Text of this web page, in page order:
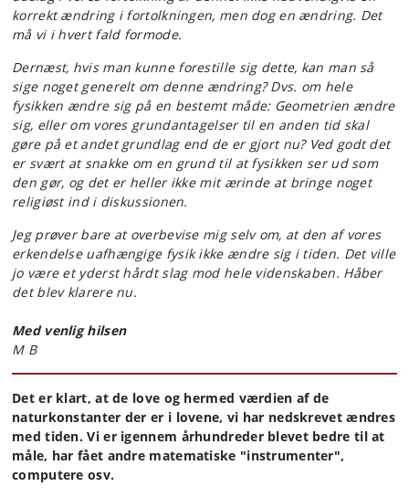
korrekt ændring i fortolkningen, men dog en ændring. Det
må vi i hvert fald formode.
Dernæst, hvis man kunne forestille sig dette, kan man så
sige noget generelt om denne ændring? Dvs. om hele
fysikken ændre sig på en bestemt måde: Geometrien ændre
sig, eller om vores grundantagelser til en anden tid skal
gøre på et andet grundlag end de er gjort nu? Ved godt det
er svært at snakke om en grund til at fysikken ser ud som
den gør, og det er heller ikke mit ærinde at bringe noget
religiøst ind i diskussionen.
Jeg prøver bare at overbevise mig selv om, at den af vores
erkendelse uafhængige fysik ikke ændre sig i tiden. Det ville
jo være et yderst hårdt slag mod hele videnskaben. Håber
det blev klarere nu.
Med venlig hilsen
M B
Det er klart, at de love og hermed værdien af de
naturkonstanter der er i lovene, vi har nedskrevet ændres
med tiden. Vi er igennem århundreder blevet bedre til at
måle, har fået andre matematiske "instrumenter",
computere osv.